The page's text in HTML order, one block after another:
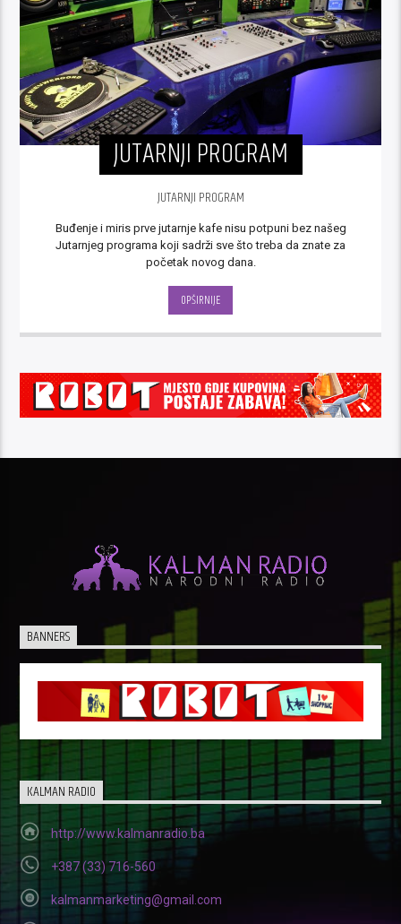
JUTARNJI PROGRAM
JUTARNJI PROGRAM
Buđenje i miris prve jutarnje kafe nisu potpuni bez našeg
Jutarnjeg programa koji sadrži sve što treba da znate za
početak novog dana.
OPŠIRNIJE
BANNERS
KALMAN RADIO
http://www.kalmanradio.ba
+387 (33) 716-560
kalmanmarketing@gmail.com